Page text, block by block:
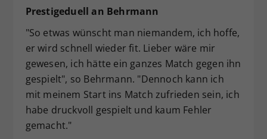
Prestigeduell an Behrmann
"So etwas wünscht man niemandem, ich hoffe,
er wird schnell wieder fit. Lieber wäre mir
gewesen, ich hätte ein ganzes Match gegen ihn
gespielt", so Behrmann. "Dennoch kann ich
mit meinem Start ins Match zufrieden sein, ich
habe druckvoll gespielt und kaum Fehler
gemacht."